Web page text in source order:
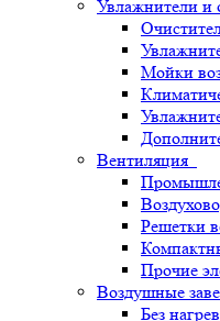
Увлажнители и
Мойки
Вентиляция
Решетки
Прочие
Воздушные
Без